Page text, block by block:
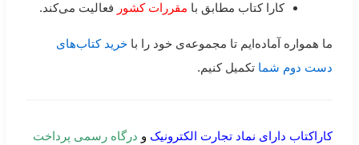
کارا کتاب مطابق با مقررات کشور فعالیت می‌کند.
ما همواره آماده‌ایم تا مجموعه‌ی خود را با خرید کتاب‌های
دست دوم شما تکمیل کنیم.
کاراکتاب دارای نماد تجارت الکترونیک و درگاه رسمی پرداخت